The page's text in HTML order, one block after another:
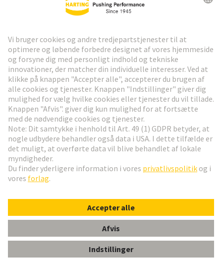
HARTING Newsletter
Gå til registrering
Social Media
Danmark
© HARTING Technology Group
AftrykPrivatlivspolitik
Brugsvilkår